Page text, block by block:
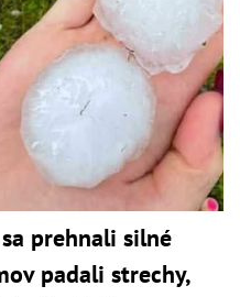
sa prehnali silné
padali strechy,